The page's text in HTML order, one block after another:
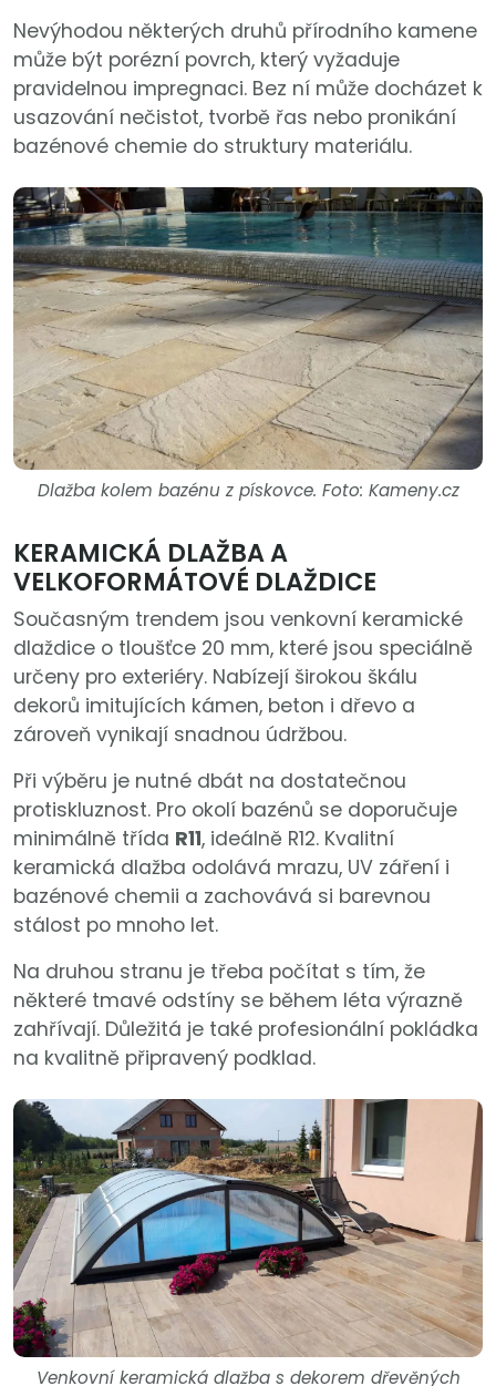
Nevýhodou některých druhů přírodního kamene
může být porézní povrch, který vyžaduje
pravidelnou impregnaci. Bez ní může docházet k
usazování nečistot, tvorbě řas nebo pronikání
bazénové chemie do struktury materiálu.
Dlažba kolem bazénu z pískovce. Foto: Kameny.cz
KERAMICKÁ DLAŽBA A
VELKOFORMÁTOVÉ DLAŽDICE
Současným trendem jsou venkovní keramické
dlaždice o tloušťce 20 mm, které jsou speciálně
určeny pro exteriéry. Nabízejí širokou škálu
dekorů imitujících kámen, beton i dřevo a
zároveň vynikají snadnou údržbou.
Při výběru je nutné dbát na dostatečnou
protiskluznost. Pro okolí bazénů se doporučuje
minimálně třída R11, ideálně R12. Kvalitní
keramická dlažba odolává mrazu, UV záření i
bazénové chemii a zachovává si barevnou
stálost po mnoho let.
Na druhou stranu je třeba počítat s tím, že
některé tmavé odstíny se během léta výrazně
zahřívají. Důležitá je také profesionální pokládka
na kvalitně připravený podklad.
Venkovní keramická dlažba s dekorem dřevěných